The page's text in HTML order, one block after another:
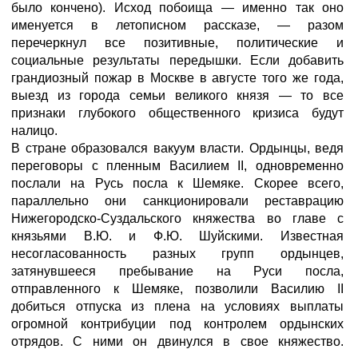
было кончено). Исход побоища — именно так оно
именуется в летописном рассказе, — разом
перечеркнул все позитивные, политические и
социальные результаты передышки. Если добавить
грандиозный пожар в Москве в августе того же года,
выезд из города семьи великого князя — то все
признаки глубокого общественного кризиса будут
налицо.
В стране образовался вакуум власти. Ордынцы, ведя
переговоры с пленным Василием II, одновременно
послали на Русь посла к Шемяке. Скорее всего,
параллельно они санкционировали реставрацию
Нижегородско-Суздальского княжества во главе с
князьями В.Ю. и Ф.Ю. Шуйскими. Известная
несогласованность разных групп ордынцев,
затянувшееся пребывание на Руси посла,
отправленного к Шемяке, позволили Василию II
добиться отпуска из плена на условиях выплаты
огромной контрибуции под контролем ордынских
отрядов. С ними он двинулся в свое княжество.